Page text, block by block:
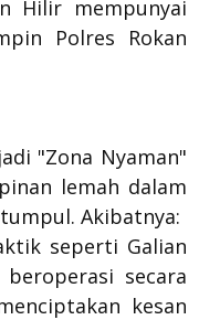
Hilir mempunyai
Polres Rokan
"Zona Nyaman"
lemah dalam
Akibatnya:
seperti Galian
secara
kesan